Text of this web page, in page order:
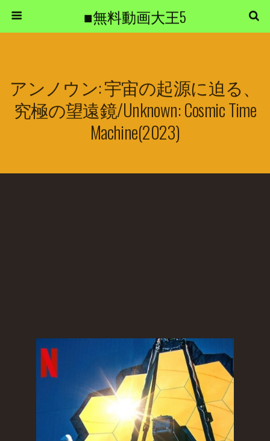
■無料動画大王5
アンノウン: 宇宙の起源に迫る、
究極の望遠鏡/Unknown: Cosmic Time
Machine(2023)